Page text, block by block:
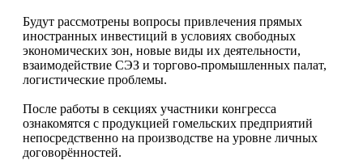
Будут рассмотрены вопросы привлечения прямых
иностранных инвестиций в условиях свободных
экономических зон, новые виды их деятельности,
взаимодействие СЭЗ и торгово-промышленных палат,
логистические проблемы.
После работы в секциях участники конгресса
ознакомятся с продукцией гомельских предприятий
непосредственно на производстве на уровне личных
договорённостей.